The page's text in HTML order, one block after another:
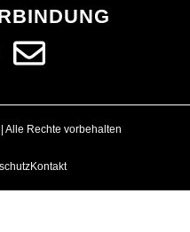
Alle Rechte vorbehalten
Kontakt